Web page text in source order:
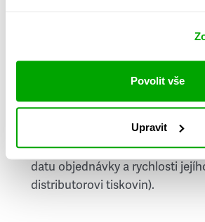
Povolit vše
Upravit
doručování týdeníku Respekt v
první vydání ve vaší schránce se
příští, nejpozději přespříští
datu objednávky a rychlosti
distributorovi tiskovin).